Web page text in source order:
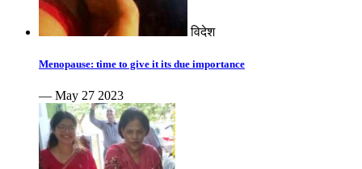
विदेश
Menopause: time to give it its due importance
— May 27 2023